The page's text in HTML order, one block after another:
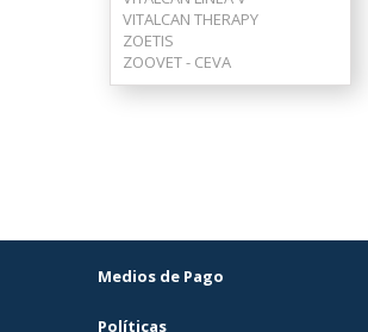
VITALCAN THERAPY
ZOETIS
ZOOVET - CEVA
Medios de Pago
Políticas